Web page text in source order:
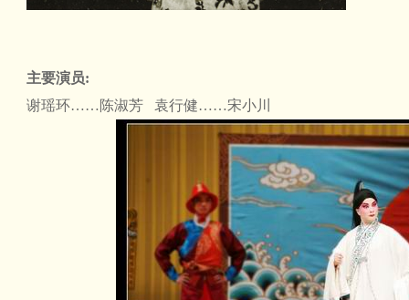
主要演员:
谢瑶环……陈淑芳 袁行健……宋小川